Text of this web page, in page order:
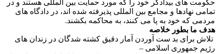
حکومت های بیدادگر خود را که مورد حمایت بین المللی هستند و در
تمامی نهادها و مجامع بین المللی پذیرفته شده اند، در دادگاه های
مردمی که خود به پا می کنند، به محاکمه بکشند.
هدف ما بطور خلاصه
تلاش برای بد ست آوردن آمار دقیق کشته شدگان در زندان های
رژیم جمهوری اسلامی –